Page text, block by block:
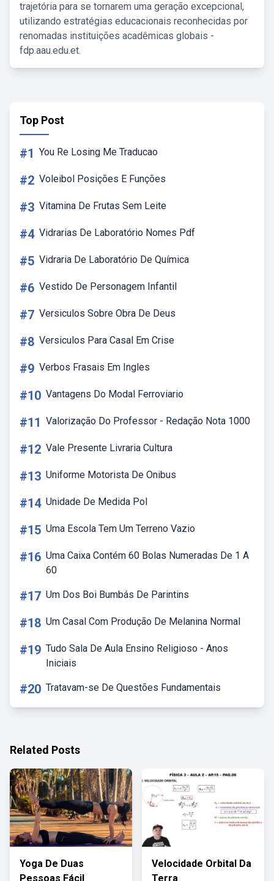
trajetória para se tornarem uma geração excepcional,
utilizando estratégias educacionais reconhecidas por
renomadas instituições acadêmicas globais -
fdp.aau.edu.et.
Top Post
#1 You Re Losing Me Traducao
#2 Voleibol Posições E Funções
#3 Vitamina De Frutas Sem Leite
#4 Vidrarias De Laboratório Nomes Pdf
#5 Vidraria De Laboratório De Química
#6 Vestido De Personagem Infantil
#7 Versiculos Sobre Obra De Deus
#8 Versiculos Para Casal Em Crise
#9 Verbos Frasais Em Ingles
#10 Vantagens Do Modal Ferroviario
#11 Valorização Do Professor - Redação Nota 1000
#12 Vale Presente Livraria Cultura
#13 Uniforme Motorista De Onibus
#14 Unidade De Medida Pol
#15 Uma Escola Tem Um Terreno Vazio
#16 Uma Caixa Contém 60 Bolas Numeradas De 1 A
60
#17 Um Dos Boi Bumbás De Parintins
#18 Um Casal Com Produção De Melanina Normal
#19 Tudo Sala De Aula Ensino Religioso - Anos
Iniciais
#20 Tratavam-se De Questões Fundamentais
Related Posts
Yoga De Duas
Pessoas Fácil
Velocidade Orbital Da
Terra